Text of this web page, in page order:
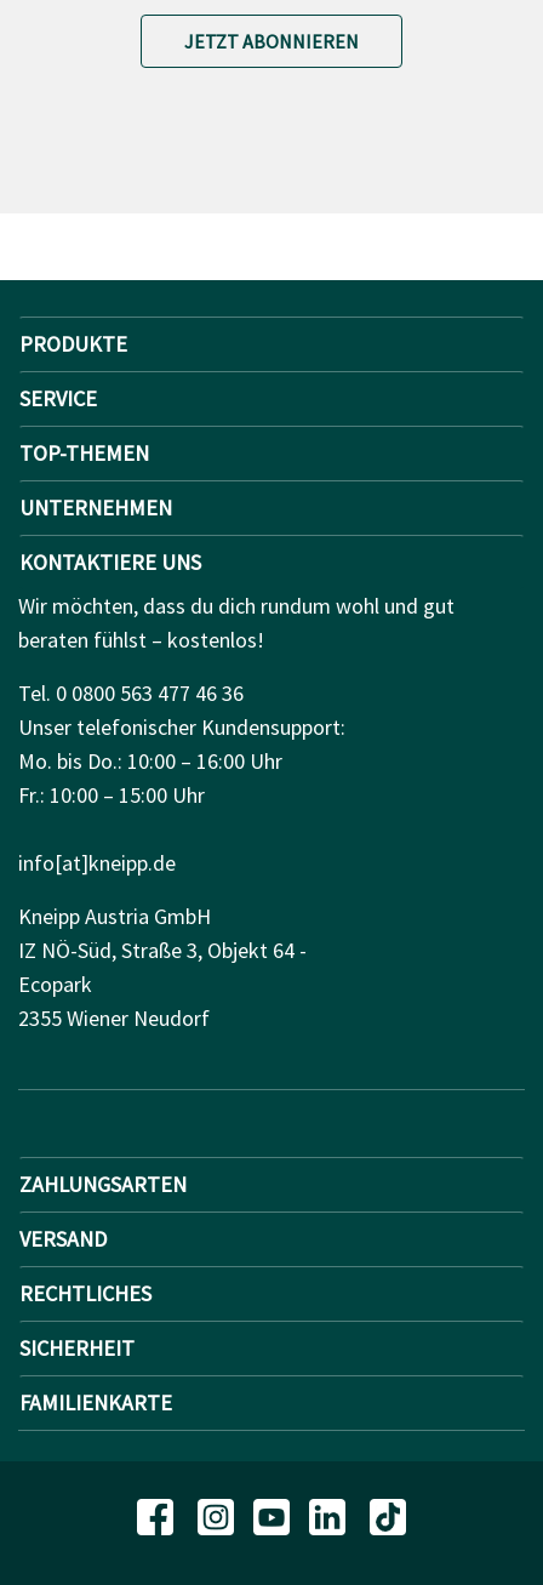
JETZT ABONNIEREN
PRODUKTE
SERVICE
TOP-THEMEN
UNTERNEHMEN
KONTAKTIERE UNS
Wir möchten, dass du dich rundum wohl und gut
beraten fühlst – kostenlos!
Tel. 0 0800 563 477 46 36
Unser telefonischer Kundensupport:
Mo. bis Do.: 10:00 – 16:00 Uhr
Fr.: 10:00 – 15:00 Uhr
info[at]kneipp.de
Kneipp Austria GmbH
IZ NÖ-Süd, Straße 3, Objekt 64 -
Ecopark
2355 Wiener Neudorf
ZAHLUNGSARTEN
VERSAND
RECHTLICHES
SICHERHEIT
FAMILIENKARTE